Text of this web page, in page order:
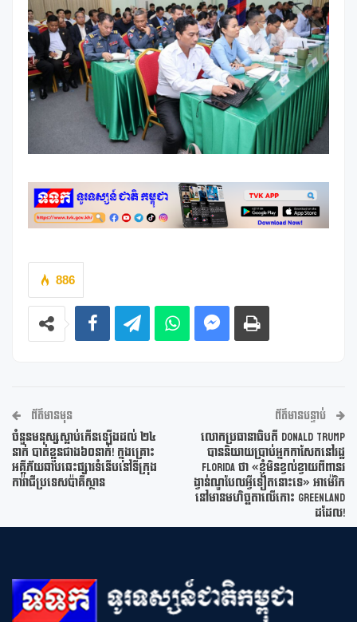
886
ព័ត៌មានមុន
ចំនួនមនុស្សស្លាប់កើនឡើងដល់ ២៤
នាក់ បាត់ខ្លួនជាង៦០នាក់! ក្នុងគ្រោះ
អគ្គីភ័យឆាបឆេះផ្សារទំនើបនៅទីក្រុង
ការ៉ាជីប្រទេសប៉ាគីស្ថាន
ព័ត៌មានបន្ទាប់
លោកប្រធានាធិបតី Donald Trump
បាននិយាយប្រាប់អ្នកកាសែតនៅរដ្ឋ
Florida ថា «ខ្ញុំមិនខ្វល់ខ្វាយពីពានរ
ង្វាន់ណូបែលអ្វីទៀតនោះទេ» អាម៉េរិក
នៅមានមហិច្ឆតាលើកោះ Greenland
ដដែល!